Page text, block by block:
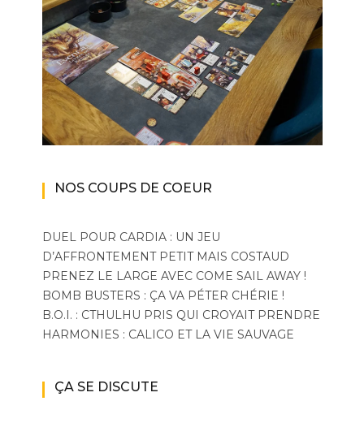
NOS COUPS DE COEUR
DUEL POUR CARDIA : UN JEU
D’AFFRONTEMENT PETIT MAIS COSTAUD
PRENEZ LE LARGE AVEC COME SAIL AWAY !
BOMB BUSTERS : ÇA VA PÉTER CHÉRIE !
B.O.I. : CTHULHU PRIS QUI CROYAIT PRENDRE
HARMONIES : CALICO ET LA VIE SAUVAGE
ÇA SE DISCUTE